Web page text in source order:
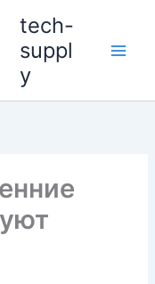
tech-
suppl
y